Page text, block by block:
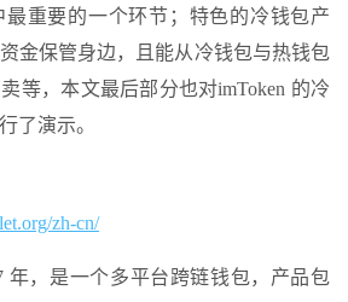
重要的一个环节；特色的冷钱包产
金保管身边，且能从冷钱包与热钱包
等，本文最后部分也对imToken 的冷
了演示。
zh-cn/
年，是一个多平台跨链钱包，产品包